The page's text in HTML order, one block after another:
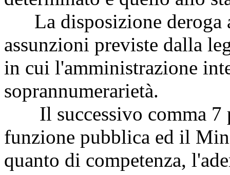
La disposizione deroga
assunzioni previste dalla
in cui l'amministrazione
soprannumerarietà.
Il successivo comma 7
funzione pubblica ed il
quanto di competenza,